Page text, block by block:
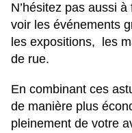
N’hésitez pas aussi
voir les événements
les expositions, les
de rue.
En combinant ces
de manière plus
pleinement de votre